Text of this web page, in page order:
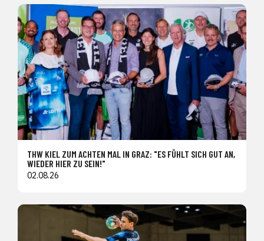
THW KIEL ZUM ACHTEN MAL IN GRAZ: "ES FÜHLT SICH GUT AN,
WIEDER HIER ZU SEIN!"
02.08.26